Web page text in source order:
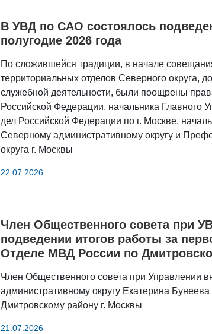
В УВД по САО состоялось
полугодие 2026 года
По сложившейся традиции, в начале
территориальных отделов Северного округа,
служебной деятельности, были поощрены
Российской Федерации, начальника Главного
дел Российской Федерации по г. Москве,
Северному административному округу и
округа г. Москвы
22.07.2026
Член Общественного совета при
подведении итогов работы за
Отделе МВД России по
Член Общественного совета при Управлении
административному округу Екатерина
Дмитровскому району г. Москвы
21.07.2026